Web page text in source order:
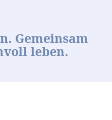
Gemeinsam
leben.